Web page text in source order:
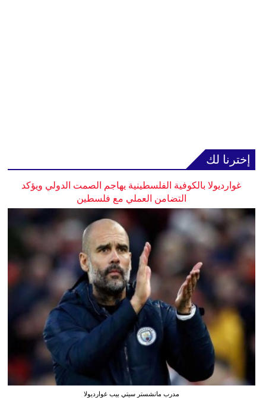
إخترنا لك
غوارديولا بالكوفية الفلسطينية يهاجم الصمت الدولي ويؤكد
التضامن العملي مع فلسطين
مدرب مانشستر سيتي بيب غوارديولا